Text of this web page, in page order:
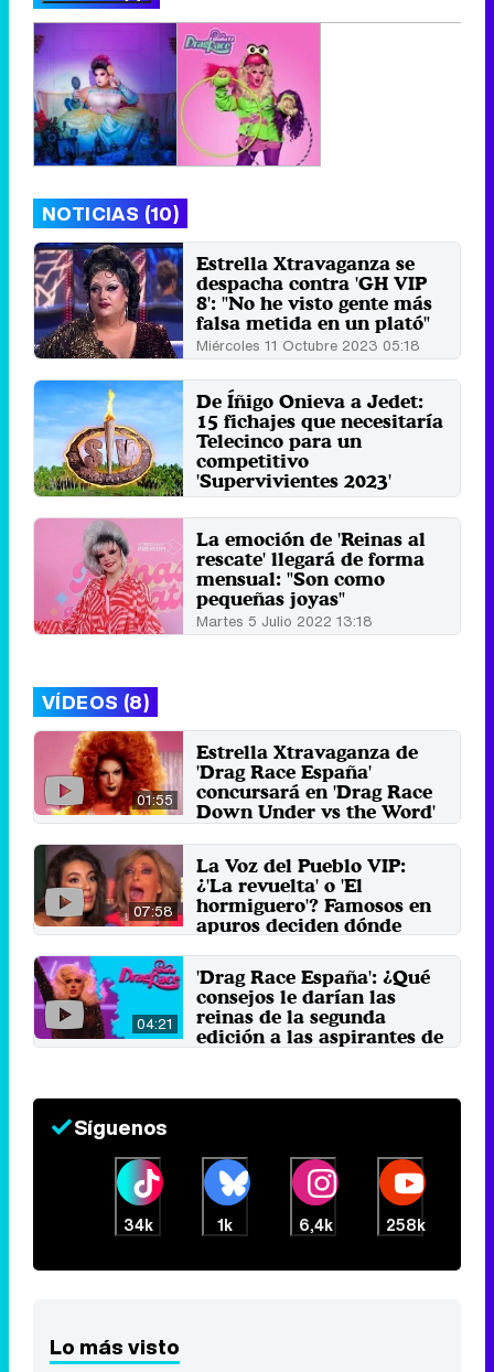
NOTICIAS (10)
Estrella Xtravaganza se
despacha contra 'GH VIP
8': "No he visto gente más
falsa metida en un plató"
Miércoles 11 Octubre 2023 05:18
De Íñigo Onieva a Jedet:
15 fichajes que necesitaría
Telecinco para un
competitivo
'Supervivientes 2023'
Sábado 18 Febrero 2023 11:34
La emoción de 'Reinas al
rescate' llegará de forma
mensual: "Son como
pequeñas joyas"
Martes 5 Julio 2022 13:18
VÍDEOS (8)
01:55
Estrella Xtravaganza de
'Drag Race España'
concursará en 'Drag Race
Down Under vs the Word'
07:58
La Voz del Pueblo VIP:
¿'La revuelta' o 'El
hormiguero'? Famosos en
apuros deciden dónde
26 de septiembre 2024
04:21
'Drag Race España': ¿Qué
consejos le darían las
reinas de la segunda
edición a las aspirantes de
Síguenos
34k 1k 6,4k 258k
Lo más visto